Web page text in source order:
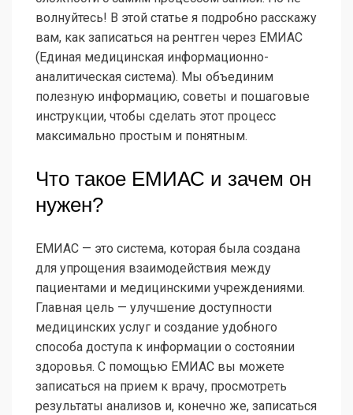
волнуйтесь! В этой статье я подробно расскажу
вам, как записаться на рентген через ЕМИАС
(Единая медицинская информационно-
аналитическая система). Мы объединим
полезную информацию, советы и пошаговые
инструкции, чтобы сделать этот процесс
максимально простым и понятным.
Что такое ЕМИАС и зачем он
нужен?
ЕМИАС — это система, которая была создана
для упрощения взаимодействия между
пациентами и медицинскими учреждениями.
Главная цель — улучшение доступности
медицинских услуг и создание удобного
способа доступа к информации о состоянии
здоровья. С помощью ЕМИАС вы можете
записаться на прием к врачу, просмотреть
результаты анализов и, конечно же, записаться